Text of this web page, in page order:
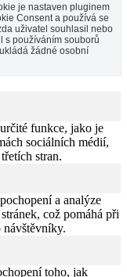
je nastaven pluginem
Consent a používá se
uživatel souhlasil nebo
s používáním souborů
žádné osobní
funkce, jako je
sociálních médií,
stran.
a analýze
což pomáhá při
návštěvníky.
toho, jak